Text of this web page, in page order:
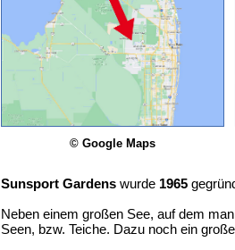
© Google Maps
Sunsport Gardens wurde 1965
Neben einem großen See, auf dem
Seen, bzw. Teiche. Dazu noch ein